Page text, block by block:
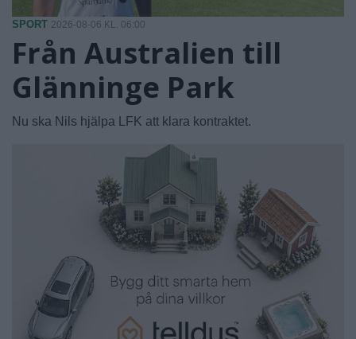
SPORT 2026-08-06 KL. 06:00
Från Australien till
Glänninge Park
Nu ska Nils hjälpa LFK att klara kontraktet.